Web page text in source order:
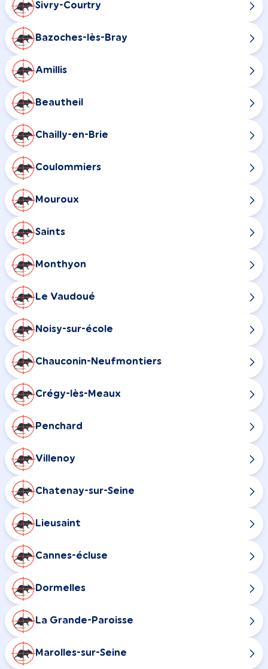
Sivry-Courtry
Bazoches-lès-Bray
Amillis
Beautheil
Chailly-en-Brie
Coulommiers
Mouroux
Saints
Monthyon
Le Vaudoué
Noisy-sur-école
Chauconin-Neufmontiers
Crégy-lès-Meaux
Penchard
Villenoy
Chatenay-sur-Seine
Lieusaint
Cannes-écluse
Dormelles
La Grande-Paroisse
Marolles-sur-Seine